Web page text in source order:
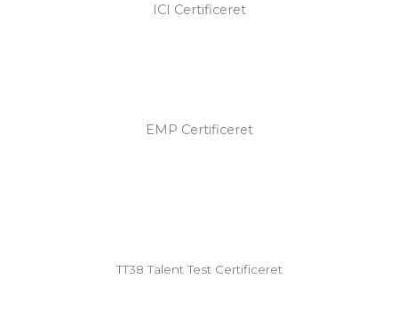
ICI Certificeret
EMP Certificeret
TT38 Talent Test Certificeret